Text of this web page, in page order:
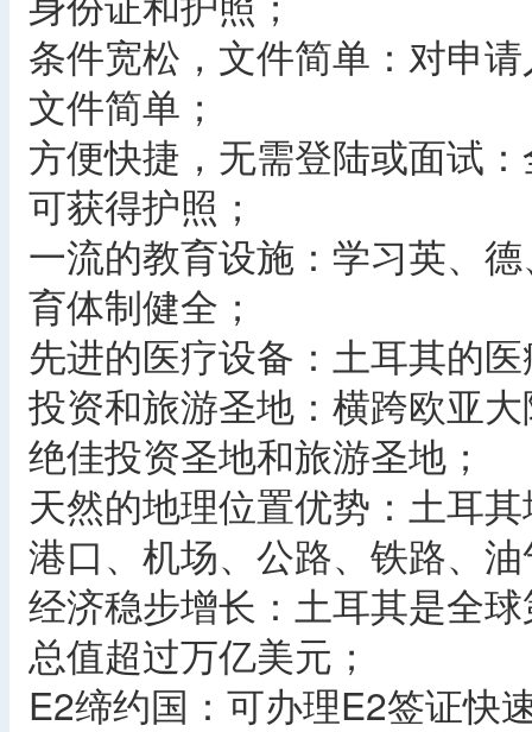
条件宽松，文件简单：对申
文件简单；
方便快捷，无需登陆或面试
可获得护照；
一流的教育设施：学习英、
育体制健全；
先进的医疗设备：土耳其的
投资和旅游圣地：横跨欧亚
绝佳投资圣地和旅游圣地；
天然的地理位置优势：土耳
港口、机场、公路、铁路、
经济稳步增长：土耳其是全
总值超过万亿美元；
E2缔约国：可办理E2签证快